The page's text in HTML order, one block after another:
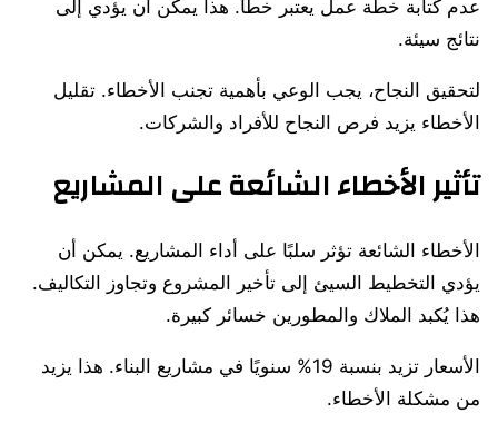
عدم كتابة خطة عمل يعتبر خطأً. هذا يمكن أن يؤدي إلى
نتائج سيئة.
لتحقيق النجاح، يجب الوعي بأهمية تجنب الأخطاء. تقليل
الأخطاء يزيد فرص النجاح للأفراد والشركات.
تأثير الأخطاء الشائعة على المشاريع
الأخطاء الشائعة تؤثر سلبًا على أداء المشاريع. يمكن أن
يؤدي التخطيط السيئ إلى تأخير المشروع وتجاوز التكاليف.
هذا يُكبد الملاك والمطورين خسائر كبيرة.
الأسعار تزيد بنسبة 19% سنويًا في مشاريع البناء. هذا يزيد
من مشكلة الأخطاء.